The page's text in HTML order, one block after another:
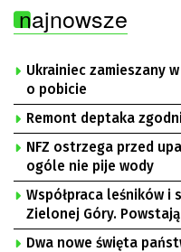
najnowsze
Ukrainiec zamieszany
o pobicie
Remont deptaka
NFZ ostrzega przed
ogóle nie pije wody
Współpraca leśników i
Zielonej Góry.
Dwa nowe święta